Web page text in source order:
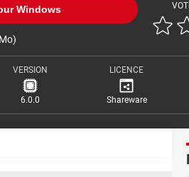
Windows
VERSION
6.0.0
LICENCE
Shareware